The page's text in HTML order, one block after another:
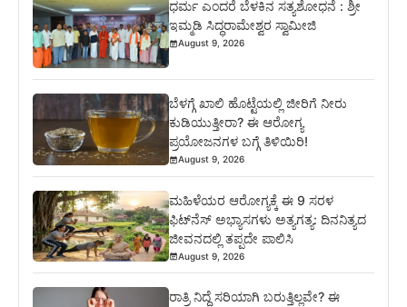
ಧರ್ಮ ಎಂದರೆ ಬೆಳಕಿನ ಸತ್ಯಶೋಧನೆ : ಶ್ರೀ
ಇಮ್ಮಡಿ ಸಿದ್ಧರಾಮೇಶ್ವರ ಸ್ವಾಮೀಜಿ
August 9, 2026
ಬೆಳಗ್ಗೆ ಖಾಲಿ ಹೊಟ್ಟೆಯಲ್ಲಿ ಜೀರಿಗೆ ನೀರು
ಕುಡಿಯುತ್ತೀರಾ? ಈ ಆರೋಗ್ಯ
ಪ್ರಯೋಜನಗಳ ಬಗ್ಗೆ ತಿಳಿಯಿರಿ!
August 9, 2026
ಮಹಿಳೆಯರ ಆರೋಗ್ಯಕ್ಕೆ ಈ 9 ಸರಳ
ಫಿಟ್‌ನೆಸ್‌ ಅಭ್ಯಾಸಗಳು ಅತ್ಯಗತ್ಯ: ದಿನನಿತ್ಯದ
ಜೀವನದಲ್ಲಿ ತಪ್ಪದೇ ಪಾಲಿಸಿ
August 9, 2026
ರಾತ್ರಿ ನಿದ್ದೆ ಸರಿಯಾಗಿ ಬರುತ್ತಿಲ್ಲವೇ? ಈ